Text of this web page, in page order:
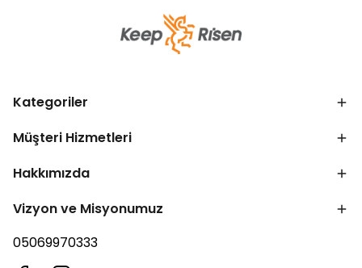
Kategoriler
Müşteri Hizmetleri
Hakkımızda
Vizyon ve Misyonumuz
05069970333